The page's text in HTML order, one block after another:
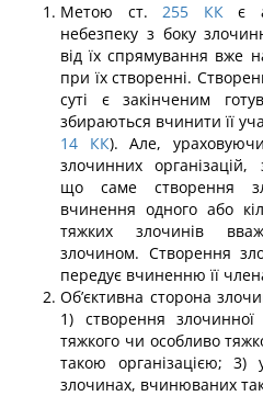
Метою ст. 255 ККє
небезпеку з боку
від їх спрямування вже
при їх ство­ренні.
суті є закінченим
збираються вчинити її
14 КК). Але,
злочинних
що саме створення
вчинення одного або
тяжких злочинів
злочином. Створення
передує вчиненню її
Об’єктивна сторона
1) створення злочинної
тяжкого чи особливо
такою організацією;
злочинах, вчинюваних